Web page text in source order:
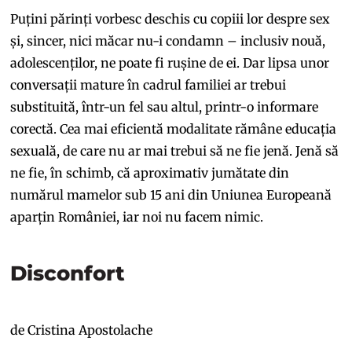
Puțini părinți vorbesc deschis cu copiii lor despre sex
și, sincer, nici măcar nu-i condamn – inclusiv nouă,
adolescenților, ne poate fi rușine de ei. Dar lipsa unor
conversații mature în cadrul familiei ar trebui
substituită, într-un fel sau altul, printr-o informare
corectă. Cea mai eficientă modalitate rămâne educația
sexuală, de care nu ar mai trebui să ne fie jenă. Jenă să
ne fie, în schimb, că aproximativ jumătate din
numărul mamelor sub 15 ani din Uniunea Europeană
aparțin României, iar noi nu facem nimic.
Disconfort
de Cristina Apostolache